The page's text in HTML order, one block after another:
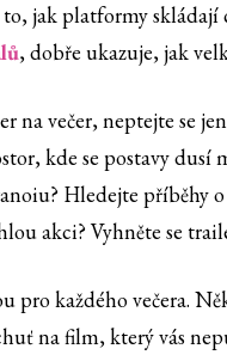
jak platformy skládají
, dobře ukazuje, jak
na večer, neptejte se
kde se postavy
Hledejte příběhy
akci? Vyhněte se
pro každého večera.
na film, který vás